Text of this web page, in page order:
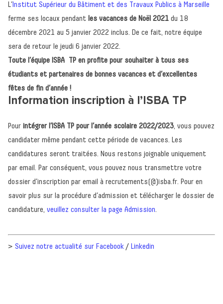
Retour à l'accueil
Formations
L’école
Entreprises
L’Institut Supérieur du Bâtiment et des Travaux Publics à Marseille
ferme ses locaux pendant les vacances de Noël 2021 du 18
décembre 2021 au 5 janvier 2022 inclus. De ce fait, notre équipe
sera de retour le jeudi 6 janvier 2022.
Toute l’équipe ISBA TP en profite pour souhaiter à tous ses
étudiants et partenaires de bonnes vacances et d’excellentes
fêtes de fin d’année !
Information inscription à l’ISBA TP
Pour intégrer l’ISBA TP pour l’année scolaire 2022/2023 , vous pouvez
candidater même pendant cette période de vacances. Les
candidatures seront traitées. Nous restons joignable uniquement
par email. Par conséquent, vous pouvez nous transmettre votre
dossier d’inscription par email à recrutements(@)isba.fr. Pour en
savoir plus sur la procédure d’admission et télécharger le dossier de
candidature, veuillez consulter la page Admission
> Suivez notre actualité sur Facebook / Linkedin